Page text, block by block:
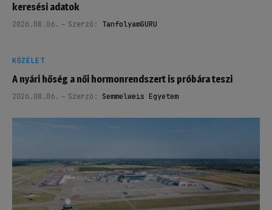
keresési adatok
2026.08.06. Szerző: TanfolyamGURU
KÖZÉLET
A nyári hőség a női hormonrendszert is próbára teszi
2026.08.06. Szerző: Semmelweis Egyetem